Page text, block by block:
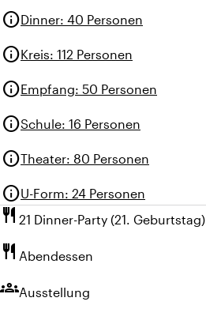
infoDinner: 40 Personen
infoKreis: 112 Personen
infoEmpfang: 50 Personen
infoSchule: 16 Personen
infoTheater: 80 Personen
infoU-Form: 24 Personen
restaurant 21 Dinner-Party (21. Geburtstag)
restaurant Abendessen
groupsAusstellung